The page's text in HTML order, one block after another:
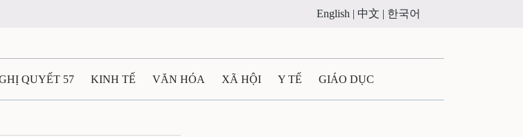
English | 中文 | 한국어
QUYẾT 57 KINH TẾ VĂN HÓA XÃ HỘI Y TẾ GIÁO DỤC